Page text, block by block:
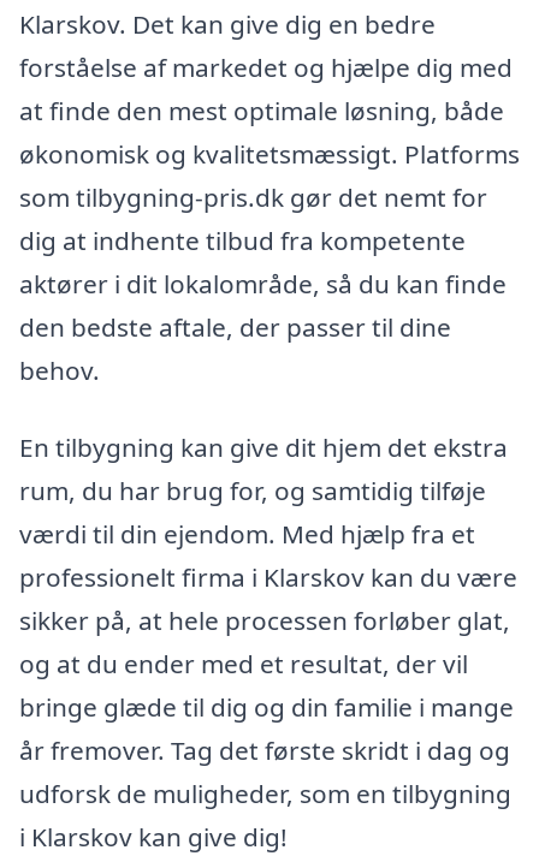
Klarskov. Det kan give dig en bedre
forståelse af markedet og hjælpe dig med
at finde den mest optimale løsning, både
økonomisk og kvalitetsmæssigt. Platforms
som tilbygning-pris.dk gør det nemt for
dig at indhente tilbud fra kompetente
aktører i dit lokalområde, så du kan finde
den bedste aftale, der passer til dine
behov.
En tilbygning kan give dit hjem det ekstra
rum, du har brug for, og samtidig tilføje
værdi til din ejendom. Med hjælp fra et
professionelt firma i Klarskov kan du være
sikker på, at hele processen forløber glat,
og at du ender med et resultat, der vil
bringe glæde til dig og din familie i mange
år fremover. Tag det første skridt i dag og
udforsk de muligheder, som en tilbygning
i Klarskov kan give dig!